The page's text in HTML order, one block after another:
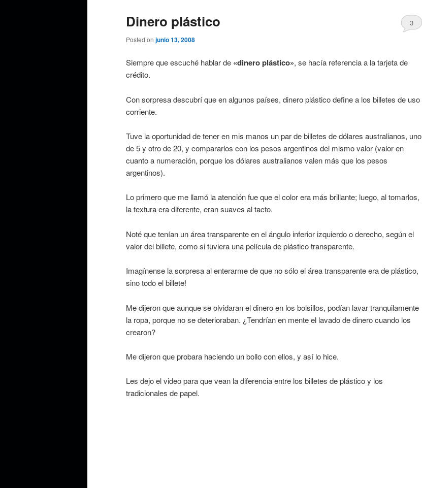
Dinero plástico
Posted on junio 13, 2008
3
Siempre que escuché hablar de «dinero plástico», se hacía referencia a la tarjeta de
crédito.
Con sorpresa descubrí que en algunos países, dinero plástico define a los billetes de uso
corriente.
Tuve la oportunidad de tener en mis manos un par de billetes de dólares australianos, uno
de 5 y otro de 20, y compararlos con los pesos argentinos del mismo valor (valor en
cuanto a numeración, porque los dólares australianos valen más que los pesos
argentinos).
Lo primero que me llamó la atención fue que el color era más brillante; luego, al tomarlos,
la textura era diferente, eran suaves al tacto.
Noté que tenían un área transparente en el ángulo inferior izquierdo o derecho, según el
valor del billete, como si tuviera una película de plástico transparente.
Imagínense la sorpresa al enterarme de que no sólo el área transparente era de plástico,
sino todo el billete!
Me dijeron que aunque se olvidaran el dinero en los bolsillos, podían lavar tranquilamente
la ropa, porque no se deterioraban. ¿Tendrían en mente el lavado de dinero cuando los
crearon?
Me dijeron que probara haciendo un bollo con ellos, y así lo hice.
Les dejo el video para que vean la diferencia entre los billetes de plástico y los
tradicionales de papel.